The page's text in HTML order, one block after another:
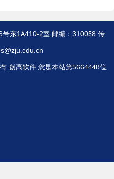
东1A410-2室 邮编：310058 传
创高软件 您是本站第5664448位